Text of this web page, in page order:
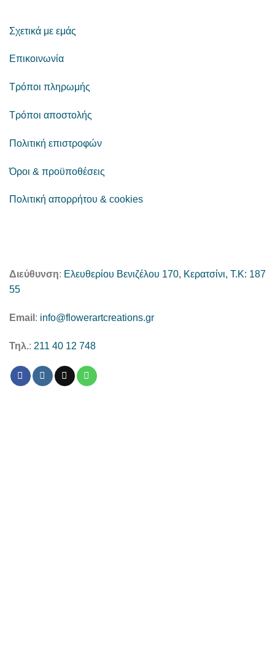
Σχετικά με εμάς
Επικοινωνία
Τρόποι πληρωμής
Τρόποι αποστολής
Πολιτική επιστροφών
Όροι & προϋποθέσεις
Πολιτική απορρήτου & cookies
Διεύθυνση: Ελευθερίου Βενιζέλου 170, Κερατσίνι, Τ.Κ: 187
55
Email : info@flowerartcreations.gr
Τηλ.: 211 40 12 748